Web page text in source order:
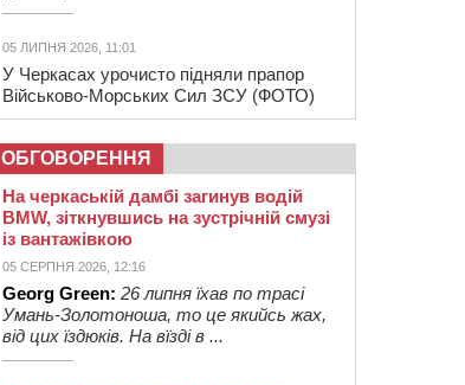
05 ЛИПНЯ 2026, 11:01
У Черкасах урочисто підняли прапор
Військово-Морських Сил ЗСУ (ФОТО)
ОБГОВОРЕННЯ
На черкаській дамбі загинув водій
BMW, зіткнувшись на зустрічній смузі
із вантажівкою
05 СЕРПНЯ 2026, 12:16
Georg Green: 26 липня їхав по трасі
Умань-Золотоноша, то це якийсь жах,
від цих їздюків. На вїзді в ...